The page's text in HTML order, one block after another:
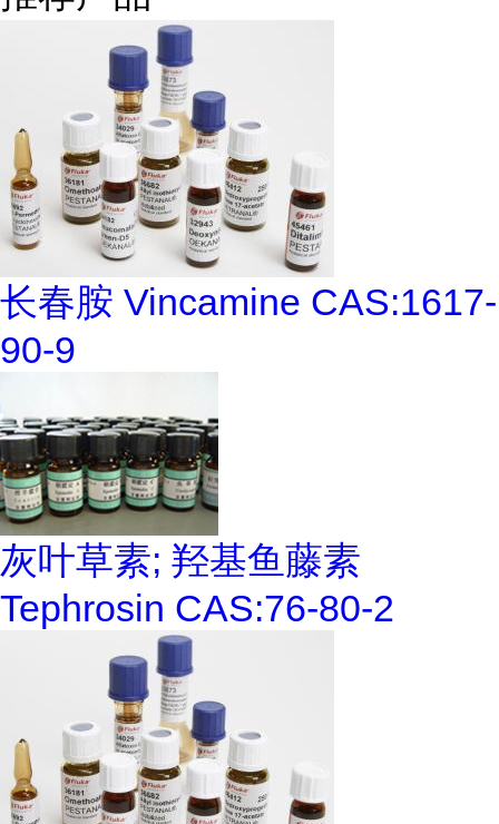
长春胺 Vincamine CAS:1617-
90-9
灰叶草素; 羟基鱼藤素
Tephrosin CAS:76-80-2